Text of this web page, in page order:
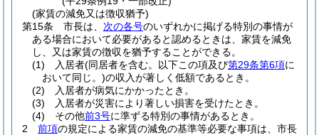
(家賃の減免又は徴収猶予)
第15条
市長は、 次の各号のいずれかに掲げる特別の事情が
ある場合において必要があると認めるときは、家賃を減免
し、又は家賃の徴収を猶予することができる。
(1)
入居者(同居者を含む。以下この項及び第29条第6項に
おいて同じ。)の収入が著しく低額であるとき。
(2)
入居者が病気にかかったとき。
(3)
入居者が災害により著しい損害を受けたとき。
(4)
その他前3号に準ずる特別の事情があるとき。
2
前項の規定による家賃の減免の基準等必要な事項は、市長